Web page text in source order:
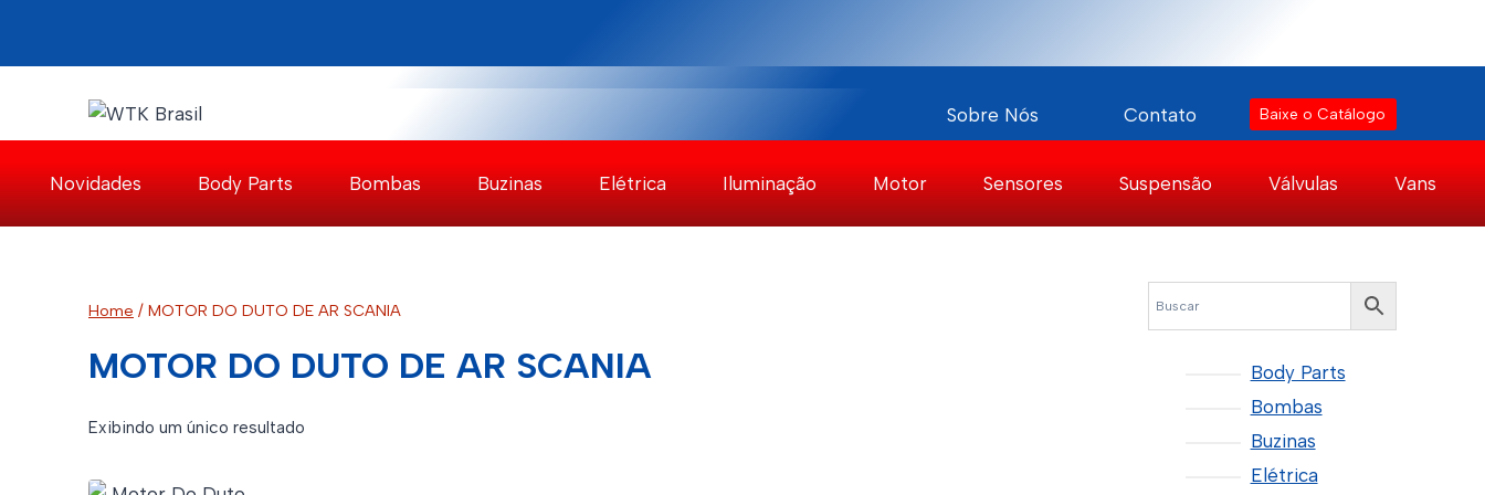
o
Sobre Nós Contato Baixe o Catálogo
Novidades Body Parts Bombas Buzinas Elétrica Iluminação Motor Sensores Suspensão Válvulas Vans
Home / MOTOR DO DUTO DE AR SCANIA
MOTOR DO DUTO DE AR SCANIA
Exibindo um único resultado
Body Parts
Bombas
Buzinas
Elétrica